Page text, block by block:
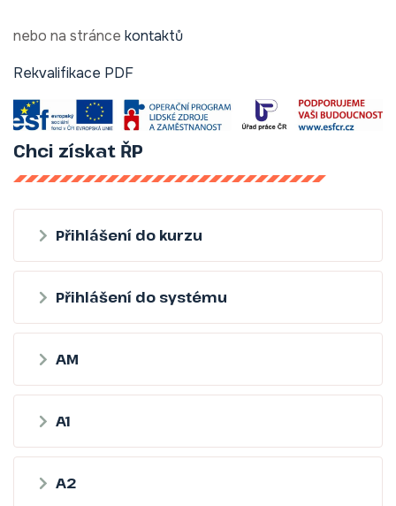
Chci získat ŘP
Přihlášení do kurzu
Přihlášení do systému
AM
A1
A2
nebo na stránce kontaktů
Rekvalifikace PDF